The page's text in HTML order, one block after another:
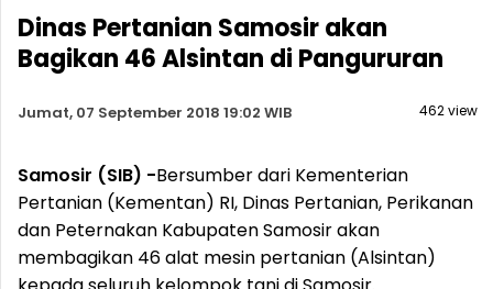
Dinas Pertanian Samosir akan
Bagikan 46 Alsintan di Pangururan
Jumat, 07 September 2018 19:02 WIB 462 view
Samosir (SIB) -Bersumber dari Kementerian
Pertanian (Kementan) RI, Dinas Pertanian, Perikanan
dan Peternakan Kabupaten Samosir akan
membagikan 46 alat mesin pertanian (Alsintan)